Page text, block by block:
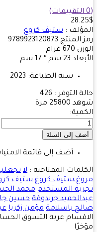
:ستيڤ كروغ
المنتج9789923120873
670 غرام
23 سم * 17 سم
سنة الطباعة: 2023
التوفر : 426
25800 مرة
أضف إلى قائمة الامنيات
المفتاحية :لا تجعلني
كروغ ستيف كروغ
المستخدم محمد
جرندوقة حسين جابر
باسلامة مؤمن زكريا
عربة التسوق الحساب